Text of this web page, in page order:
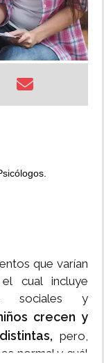
que varían
cual incluye
sociales y
crecen y
pero,
normal y cuál